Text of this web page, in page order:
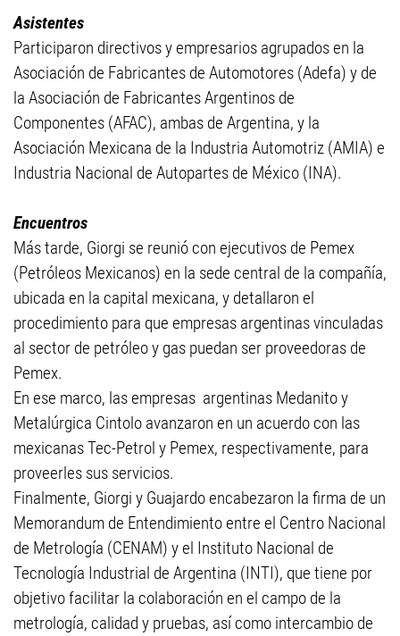
Asistentes
Participaron directivos y empresarios agrupados en la
Asociación de Fabricantes de Automotores (Adefa) y de
la Asociación de Fabricantes Argentinos de
Componentes (AFAC), ambas de Argentina, y la
Asociación Mexicana de la Industria Automotriz (AMIA) e
Industria Nacional de Autopartes de México (INA).
Encuentros
Más tarde, Giorgi se reunió con ejecutivos de Pemex
(Petróleos Mexicanos) en la sede central de la compañía,
ubicada en la capital mexicana, y detallaron el
procedimiento para que empresas argentinas vinculadas
al sector de petróleo y gas puedan ser proveedoras de
Pemex.
En ese marco, las empresas argentinas Medanito y
Metalúrgica Cintolo avanzaron en un acuerdo con las
mexicanas Tec-Petrol y Pemex, respectivamente, para
proveerles sus servicios.
Finalmente, Giorgi y Guajardo encabezaron la firma de un
Memorandum de Entendimiento entre el Centro Nacional
de Metrologí­a (CENAM) y el Instituto Nacional de
Tecnología Industrial de Argentina (INTI), que tiene por
objetivo facilitar la colaboración en el campo de la
metrologí­a, calidad y pruebas, así­ como intercambio de